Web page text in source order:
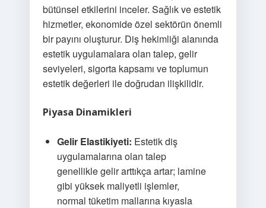
bütünsel etkilerini inceler. Sağlık ve estetik
hizmetler, ekonomide özel sektörün önemli
bir payını oluşturur. Diş hekimliği alanında
estetik uygulamalara olan talep, gelir
seviyeleri, sigorta kapsamı ve toplumun
estetik değerleri ile doğrudan ilişkilidir.
Piyasa Dinamikleri
Gelir Elastikiyeti: Estetik diş
uygulamalarına olan talep
genellikle gelir arttıkça artar; lamine
gibi yüksek maliyetli işlemler,
normal tüketim mallarına kıyasla